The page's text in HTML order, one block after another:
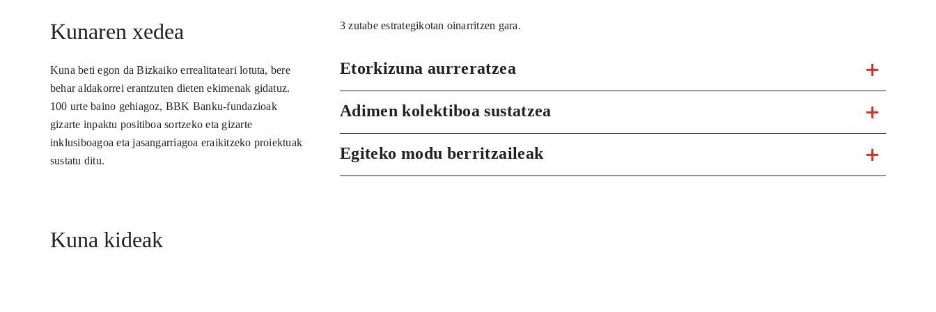
Kunaren xedea
Kuna beti egon da Bizkaiko errealitateari lotuta, bere
behar aldakorrei erantzuten dieten ekimenak gidatuz.
100 urte baino gehiagoz, BBK Banku-fundazioak
gizarte inpaktu positiboa sortzeko eta gizarte
inklusiboagoa eta jasangarriagoa eraikitzeko proiektuak
sustatu ditu.
3 zutabe estrategikotan oinarritzen gara.
Etorkizuna aurreratzea
Adimen kolektiboa sustatzea
Egiteko modu berritzaileak
Kuna kideak